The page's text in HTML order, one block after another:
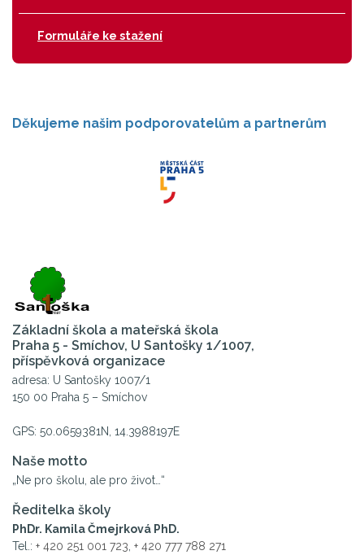
Formuláře ke stažení
Děkujeme našim podporovatelům a partnerům
Základní škola a mateřská škola
Praha 5 - Smíchov, U Santošky 1/1007,
příspěvková organizace
adresa: U Santošky 1007/1
150 00 Praha 5 – Smíchov
GPS: 50.0659381N, 14.3988197E
Naše motto
„Ne pro školu, ale pro život…“
Ředitelka školy
PhDr. Kamila Čmejrková PhD.
Tel.: + 420 251 001 723 + 420 777 788 271